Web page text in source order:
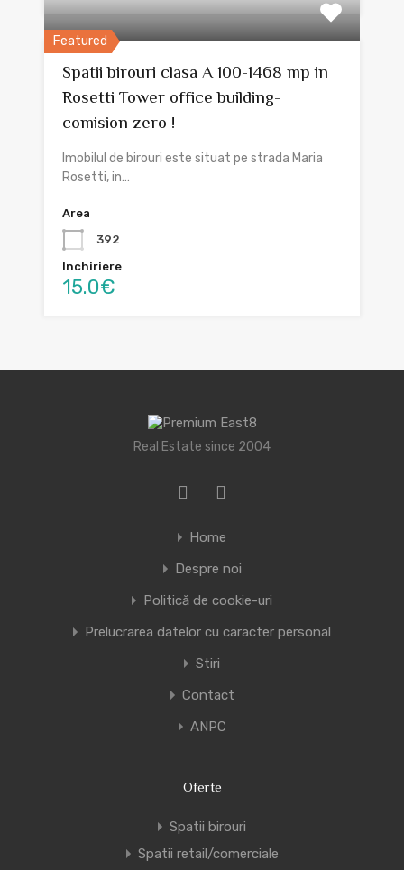
Featured
Spatii birouri clasa A 100-1468 mp in
Rosetti Tower office building-
comision zero !
Imobilul de birouri este situat pe strada Maria
Rosetti, in…
Area
392
Inchiriere
15.0€
Real Estate since 2004
Home
Despre noi
Politică de cookie-uri
Prelucrarea datelor cu caracter personal
Stiri
Contact
ANPC
Oferte
Spatii birouri
Spatii retail/comerciale